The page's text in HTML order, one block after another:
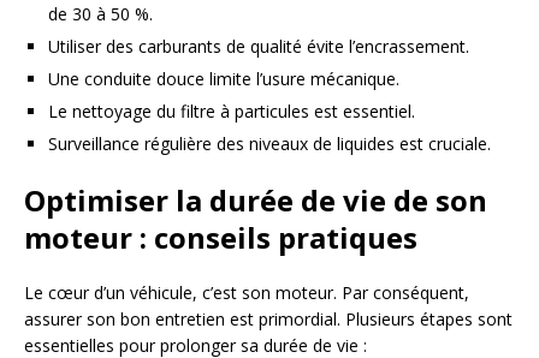
de 30 à 50 %.
Utiliser des carburants de qualité évite l’encrassement.
Une conduite douce limite l’usure mécanique.
Le nettoyage du filtre à particules est essentiel.
Surveillance régulière des niveaux de liquides est cruciale.
Optimiser la durée de vie de son
moteur : conseils pratiques
Le cœur d’un véhicule, c’est son moteur. Par conséquent,
assurer son bon entretien est primordial. Plusieurs étapes sont
essentielles pour prolonger sa durée de vie :